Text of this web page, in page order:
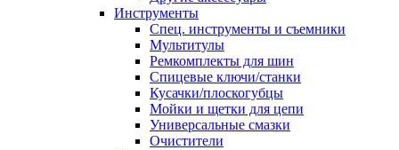
Инструменты
Спец. инструменты и съемники
Мультитулы
Ремкомплекты для шин
Спицевые ключи/станки
Кусачки/плоскогубцы
Мойки и щетки для цепи
Универсальные смазки
Очистители